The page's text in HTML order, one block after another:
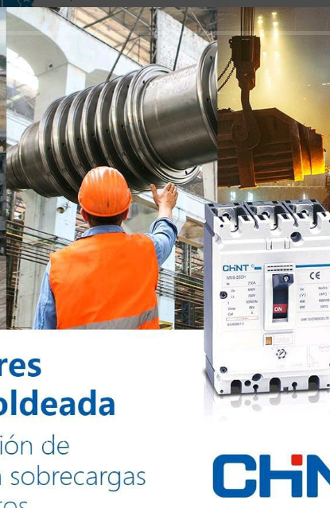
Todos los derechos reservados @2024